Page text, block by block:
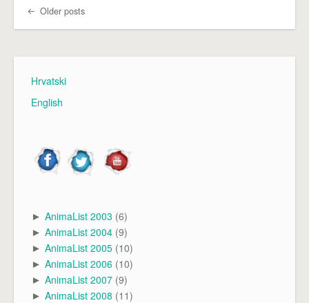
Post navigation
Older posts
Hrvatski
English
► AnimaList 2003 (6)
► AnimaList 2004 (9)
► AnimaList 2005 (10)
► AnimaList 2006 (10)
► AnimaList 2007 (9)
► AnimaList 2008 (11)